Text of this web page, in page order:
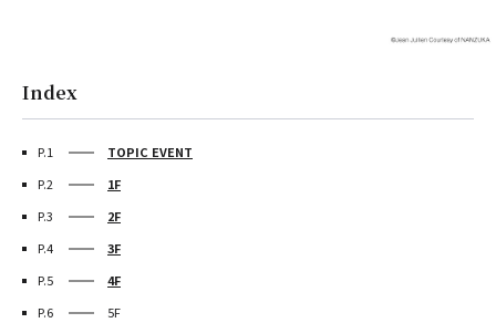
Index
P.1
TOPIC EVENT
P.2
1F
P.3
2F
P.4
3F
P.5
4F
P.6
5F